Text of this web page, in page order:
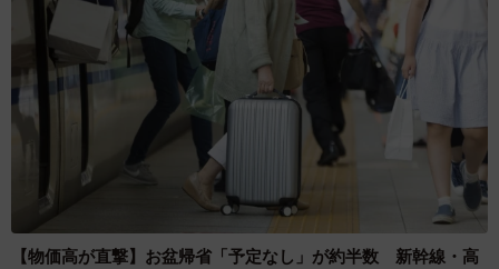
【物価高が直撃】お盆帰省「予定なし」が約半数 新幹線・高